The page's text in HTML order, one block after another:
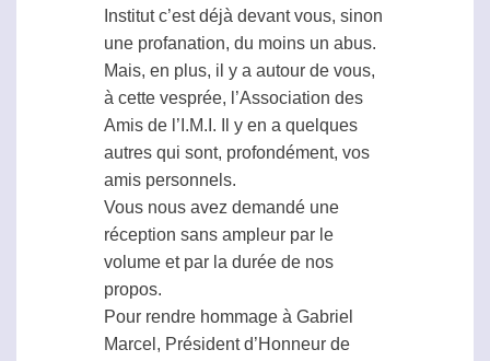
Institut c’est déjà devant vous, sinon
une profanation, du moins un abus.
Mais, en plus, il y a autour de vous,
à cette vesprée, l’Association des
Amis de l’I.M.I. Il y en a quelques
autres qui sont, profondément, vos
amis personnels.
Vous nous avez demandé une
réception sans ampleur par le
volume et par la durée de nos
propos.
Pour rendre hommage à Gabriel
Marcel, Président d’Honneur de